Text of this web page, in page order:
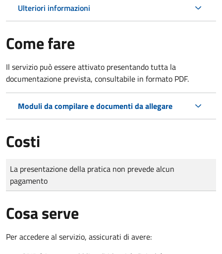
Ulteriori informazioni
Come fare
Il servizio può essere attivato presentando tutta la
documentazione prevista, consultabile in formato PDF.
Moduli da compilare e documenti da allegare
Costi
Tipo di pagamento
Importo
La presentazione della pratica non prevede alcun
pagamento
Cosa serve
Per accedere al servizio, assicurati di avere: